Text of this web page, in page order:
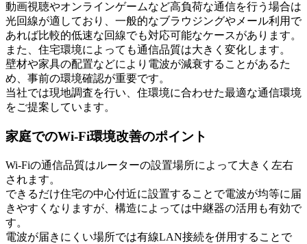
動画視聴やオンラインゲームなど高負荷な通信を行う場合は
光回線が適しており、一般的なブラウジングやメール利用で
あれば比較的低速な回線でも対応可能なケースがあります。
また、住宅環境によっても通信品質は大きく変化します。
壁材や家具の配置などにより電波が減衰することがあるた
め、事前の環境確認が重要です。
当社では現地調査を行い、住環境に合わせた最適な通信環境
をご提案しています。
家庭でのWi-Fi環境改善のポイント
Wi-Fiの通信品質はルーターの設置場所によって大きく左右
されます。
できるだけ住宅の中心付近に設置することで電波が均等に届
きやすくなりますが、構造によっては中継器の活用も有効で
す。
電波が届きにくい場所では有線LAN接続を併用することで